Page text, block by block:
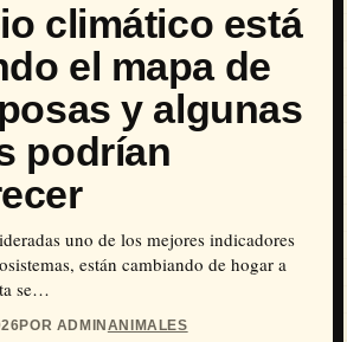
climático está
el mapa de
y algunas
podrían
uno de los mejores indicadores
están cambiando de hogar a
se…
POR ADMIN ANIMALES